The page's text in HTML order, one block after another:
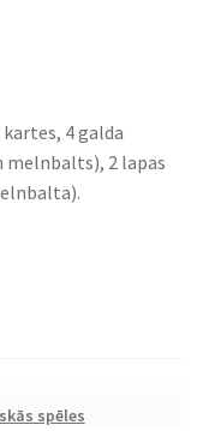
4 galda
melnbalts), 2 lapas
spēles